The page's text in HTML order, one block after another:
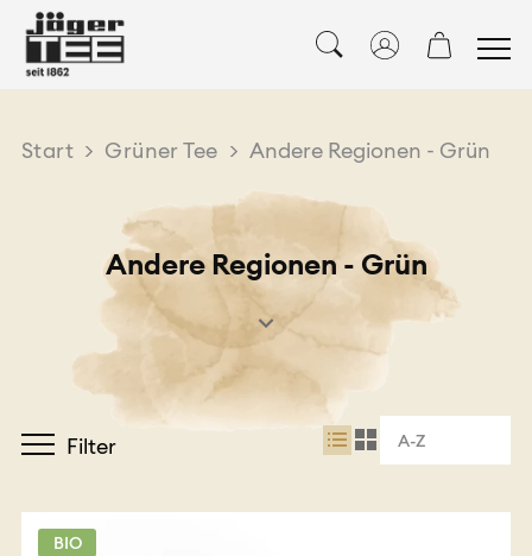
Start > Grüner Tee > Andere Regionen - Grün
Andere Regionen - Grün
Filter A-Z
BIO